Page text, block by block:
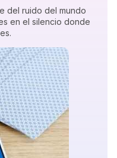
del ruido del mundo
en el silencio donde